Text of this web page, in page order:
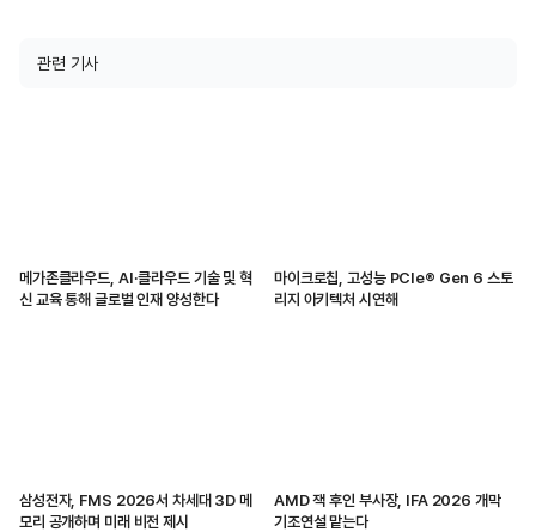
관련 기사
메가존클라우드, AI·클라우드 기술 및 혁
신 교육 통해 글로벌 인재 양성한다
마이크로칩, 고성능 PCIe® Gen 6 스토
리지 아키텍처 시연해
삼성전자, FMS 2026서 차세대 3D 메
모리 공개하며 미래 비전 제시
AMD 잭 후인 부사장, IFA 2026 개막
기조연설 맡는다